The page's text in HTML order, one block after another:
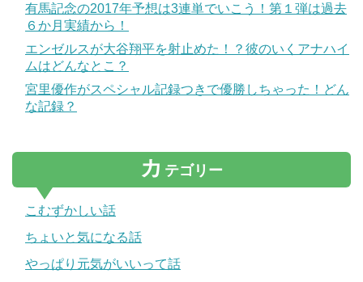
有馬記念の2017年予想は3連単でいこう！第１弾は過去
６か月実績から！
エンゼルスが大谷翔平を射止めた！？彼のいくアナハイ
ムはどんなとこ？
宮里優作がスペシャル記録つきで優勝しちゃった！どん
な記録？
カ テゴリー
こむずかしい話
ちょいと気になる話
やっぱり元気がいいって話